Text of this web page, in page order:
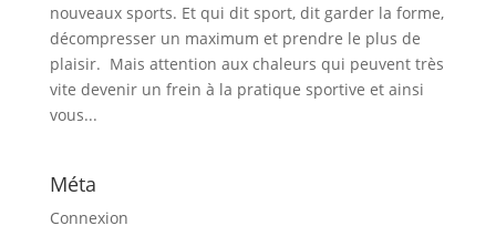
nouveaux sports. Et qui dit sport, dit garder la forme,
décompresser un maximum et prendre le plus de
plaisir. Mais attention aux chaleurs qui peuvent très
vite devenir un frein à la pratique sportive et ainsi
vous...
Méta
Connexion